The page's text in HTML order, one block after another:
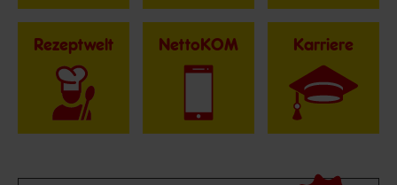
Rezeptwelt NettoKOM Karriere